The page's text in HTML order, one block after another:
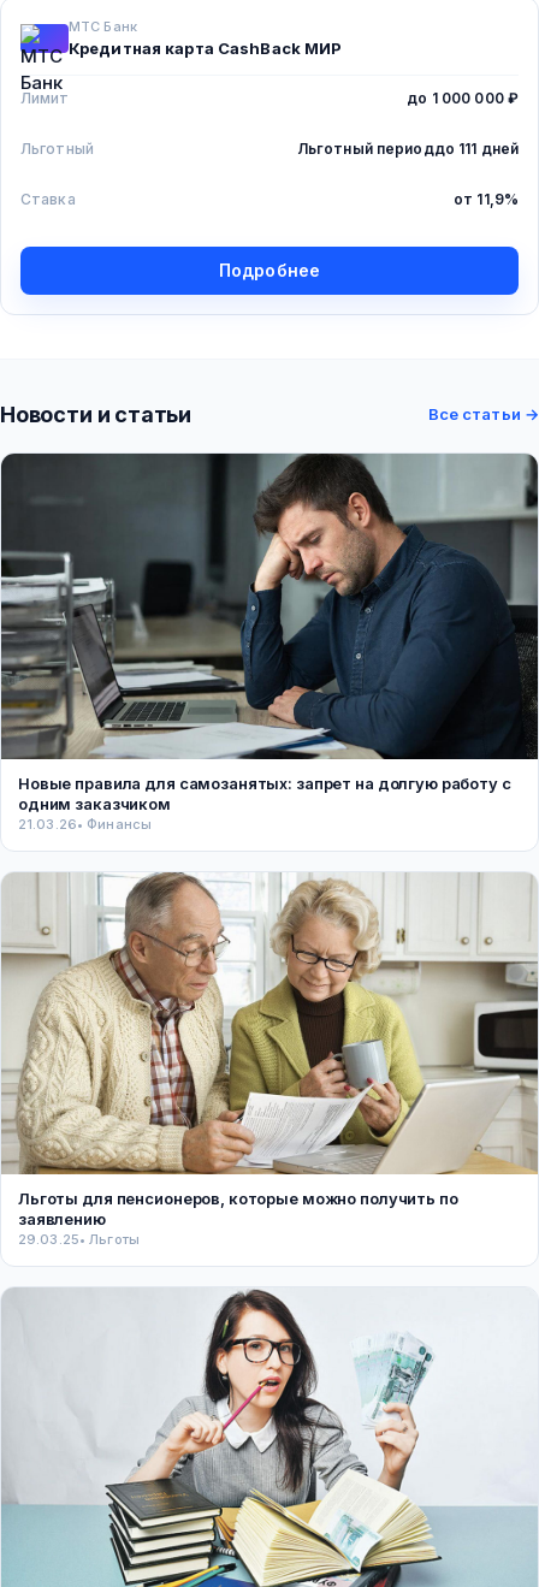
МТС Банк
Кредитная карта CashBack МИР
Лимит до 1 000 000 ₽
Льготный Льготный периоддо 111 дней
Ставка от 11,9%
Подробнее
Новости и статьи Все статьи →
Новые правила для самозанятых: запрет на долгую работу с
одним заказчиком
21.03.26• Финансы
Льготы для пенсионеров, которые можно получить по
заявлению
29.03.25• Льготы